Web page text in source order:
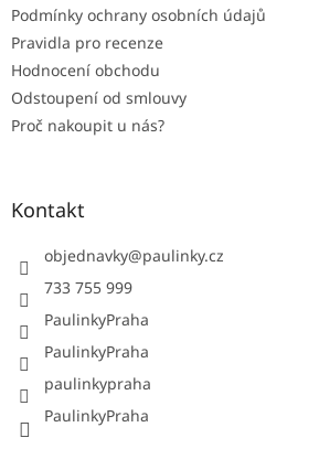
Podmínky ochrany osobních údajů
Pravidla pro recenze
Hodnocení obchodu
Odstoupení od smlouvy
Proč nakoupit u nás?
Kontakt
objednavky@paulinky.cz
733 755 999
PaulinkyPraha
PaulinkyPraha
paulinkypraha
PaulinkyPraha